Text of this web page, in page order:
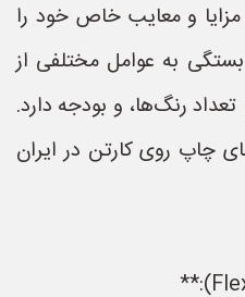
و معایب خاص خود را
به عوامل مختلفی از
رنگ‌ها، و بودجه دارد.
چاپ روی کارتن در ایران